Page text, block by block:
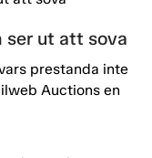
ser ut att sova
prestanda inte
Auctions en